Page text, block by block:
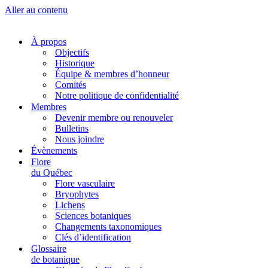
Aller au contenu
À propos
Objectifs
Historique
Équipe & membres d’honneur
Comités
Notre politique de confidentialité
Membres
Devenir membre ou renouveler
Bulletins
Nous joindre
Évènements
Flore
du Québec
Flore vasculaire
Bryophytes
Lichens
Sciences botaniques
Changements taxonomiques
Clés d’identification
Glossaire
de botanique